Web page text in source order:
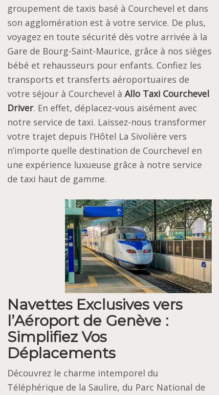
groupement de taxis basé à Courchevel et dans
son agglomération est à votre service. De plus,
voyagez en toute sécurité dès votre arrivée à la
Gare de Bourg-Saint-Maurice, grâce à nos sièges
bébé et rehausseurs pour enfants. Confiez les
transports et transferts aéroportuaires de
votre séjour à Courchevel à Allo Taxi Courchevel
Driver. En effet, déplacez-vous aisément avec
notre service de taxi. Laissez-nous transformer
votre trajet depuis l’Hôtel La Sivolière vers
n’importe quelle destination de Courchevel en
une expérience luxueuse grâce à notre service
de taxi haut de gamme.
Navettes Exclusives vers
l’Aéroport de Genève :
Simplifiez Vos
Déplacements
Découvrez le charme intemporel du
Téléphérique de la Saulire, du Parc National de